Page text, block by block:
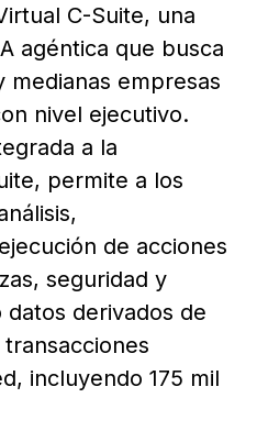
C-Suite, una
agéntica que busca
medianas empresas
nivel ejecutivo.
a la
permite a los
de acciones
seguridad y
derivados de
incluyendo 175 mil